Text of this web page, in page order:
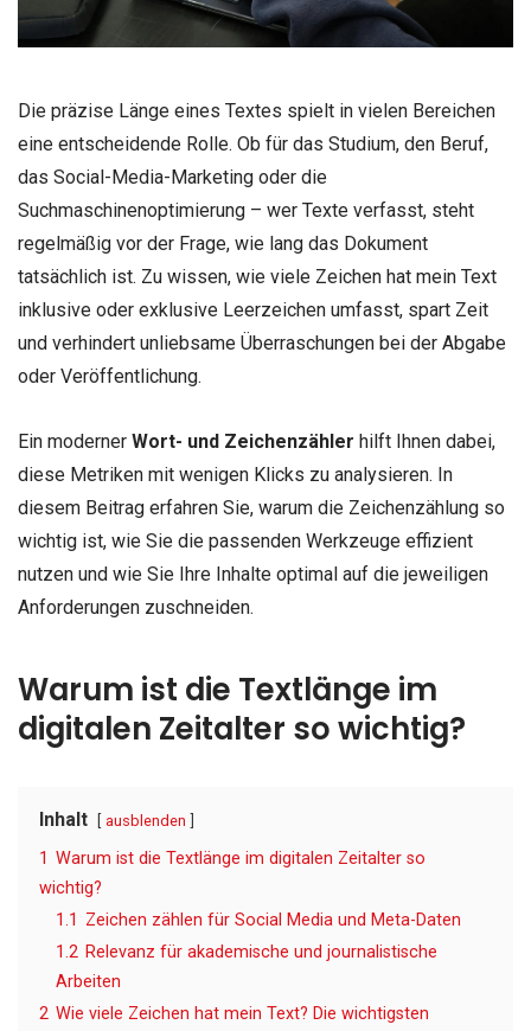
Die präzise Länge eines Textes spielt in vielen Bereichen
eine entscheidende Rolle. Ob für das Studium, den Beruf,
das Social-Media-Marketing oder die
Suchmaschinenoptimierung – wer Texte verfasst, steht
regelmäßig vor der Frage, wie lang das Dokument
tatsächlich ist. Zu wissen, wie viele Zeichen hat mein Text
inklusive oder exklusive Leerzeichen umfasst, spart Zeit
und verhindert unliebsame Überraschungen bei der Abgabe
oder Veröffentlichung.
Ein moderner Wort- und Zeichenzähler hilft Ihnen dabei,
diese Metriken mit wenigen Klicks zu analysieren. In
diesem Beitrag erfahren Sie, warum die Zeichenzählung so
wichtig ist, wie Sie die passenden Werkzeuge effizient
nutzen und wie Sie Ihre Inhalte optimal auf die jeweiligen
Anforderungen zuschneiden.
Warum ist die Textlänge im
digitalen Zeitalter so wichtig?
Inhalt ausblenden
1 Warum ist die Textlänge im digitalen Zeitalter so
wichtig?
1.1 Zeichen zählen für Social Media und Meta-Daten
1.2 Relevanz für akademische und journalistische
Arbeiten
2 Wie viele Zeichen hat mein Text? Die wichtigsten